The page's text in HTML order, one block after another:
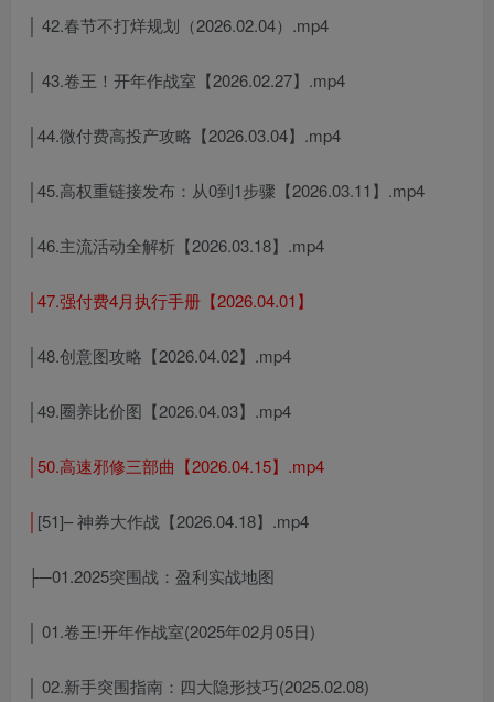
│ 42.春节不打烊规划（2026.02.04）.mp4
│ 43.卷王！开年作战室【2026.02.27】.mp4
│44.微付费高投产攻略【2026.03.04】.mp4
│45.高权重链接发布：从0到1步骤【2026.03.11】.mp4
│46.主流活动全解析【2026.03.18】.mp4
│47.强付费4月执行手册【2026.04.01】
│48.创意图攻略【2026.04.02】.mp4
│49.圈养比价图【2026.04.03】.mp4
│50.高速邪修三部曲【2026.04.15】.mp4
[51]– 神券大作战【2026.04.18】.mp4
├─01.2025突围战：盈利实战地图
│ 01.卷王!开年作战室(2025年02月05日)
│ 02.新手突围指南：四大隐形技巧(2025.02.08)